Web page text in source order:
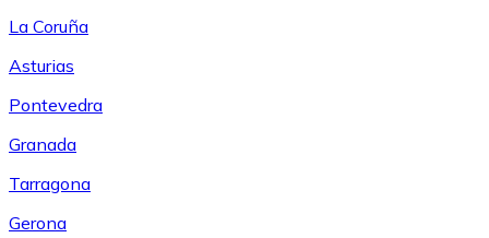
La Coruña
Asturias
Pontevedra
Granada
Tarragona
Gerona